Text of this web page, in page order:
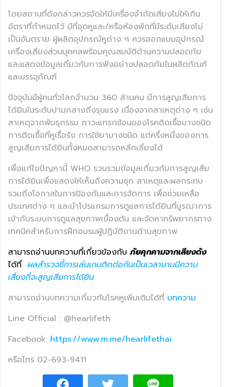
โดยสถานที่ดังกล่าวควรจัดให้มีเครื่องจำกัดเสียงไม่ให้เกิน
อัตราที่กำหนดไว้ มีที่อุดหูและ/หรือห้องพักที่มีระดับเสียงไม่
เป็นอันตราย ผู้ผลิตอุปกรณ์หูต่าง ๆ ควรออกแบบอุปกรณ์
เครื่องเสียงส่วนบุคคลพร้อมคุณสมบัติด้านความปลอดภัย
และแสดงข้อมูลเกี่ยวกับการฟังอย่างปลอดภัยในผลิตภัณฑ์
และบรรจุภัณฑ์
ปัจจุบันมีผู้คนทั่วโลกจำนวน 360 ล้านคน มีการสูญเสียการ
ได้ยินในระดับปานกลางถึงรุนแรง เนื่องจากสาเหตุต่าง ๆ เช่น
สาเหตุจากพันธุกรรม ภาวะแทรกซ้อนของโรคติดเชื้อบางชนิด
การติดเชื้อที่หูเรื้อรัง การใช้ยาบางชนิด แต่ครึ่งหนึ่งของการ
สูญเสียการได้ยินทั้งหมดสามารถหลีกเลี่ยงได้
เพื่อแก้ไขปัญหานี้ WHO รวบรวมข้อมูลเกี่ยวกับการสูญเสีย
การได้ยินเพื่อแสดงให้เห็นถึงความชุก สาเหตุและผลกระทบ
รวมถึงโอกาสในการป้องกันและการจัดการ เพื่อช่วยเหลือ
ประเทศต่าง ๆ และนำโปรแกรมการดูแลการได้ยินที่บูรณาการ
เข้ากับระบบการดูแลสุขภาพเบื้องต้น และจัดหาทรัพยากรทาง
เทคนิคสำหรับการฝึกอบรมผู้ปฏิบัติงานด้านสุขภาพ
สามารถอ่านบทความที่เกี่ยวข้องกับภัยคุกคามจากเสียงดัง
ได้ที่ ผลสำรวจชี้การเล่นเกมติดต่อกันเป็นเวลานานมีความ
เสี่ยงที่จะสูญเสียการได้ยิน
สามารถอ่านบทความเกี่ยวกับโรคหูเพิ่มเติมได้ที่ บทความ
Line Official : @hearlifeth
Facebook: https://www.m.me/hearlifethai
หรือโทร 02-693-9411